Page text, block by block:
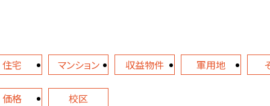
住宅 マンション 収益物件 軍用地
価格 校区